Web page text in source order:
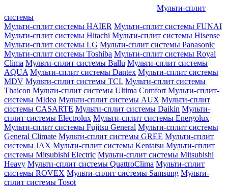
Мульти-сплит
системы
Мульти-сплит системы HAIER Мульти-сплит системы FUNAI
Мульти-сплит системы Hitachi Мульти-сплит системы Hisense
Мульти-сплит системы LG Мульти-сплит системы Panasonic
Мульти-сплит системы Toshiba Мульти-сплит системы Royal
Clima Мульти-сплит системы Ballu Мульти-сплит системы
AQUA Мульти-сплит системы Dantex Мульти-сплит системы
MDV Мульти-сплит системы TCL Мульти-сплит системы
Thaicon Мульти-сплит системы Ultima Comfort Мульти-сплит-
системы MIdea Мульти-сплит системы AUX Мульти-сплит
системы CASARTE Мульти-сплит системы Daikin Мульти-
сплит системы Electrolux Мульти-сплит системы Energolux
Мульти-сплит системы Fujitsu General Мульти-сплит системы
General Climate Мульти-сплит системы GREE Мульти-сплит
системы JAX Мульти-сплит системы Kentatsu Мульти-сплит
системы Mitsubishi Electric Мульти-сплит системы Mitsubishi
Heavy Мульти-сплит системы QuattroClima Мульти-сплит
системы ROVEX Мульти-сплит системы Samsung Мульти-
сплит системы Tosot